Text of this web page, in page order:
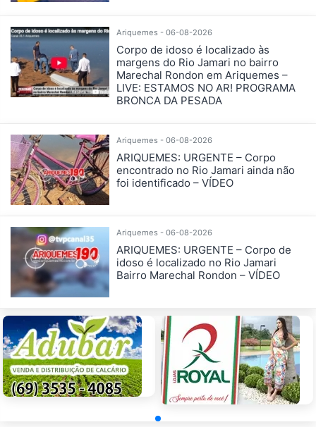
Ariquemes - 06-08-2026
Corpo de idoso é localizado às
margens do Rio Jamari no bairro
Marechal Rondon em Ariquemes –
LIVE: ESTAMOS NO AR! PROGRAMA
BRONCA DA PESADA
Ariquemes - 06-08-2026
ARIQUEMES: URGENTE – Corpo
encontrado no Rio Jamari ainda não
foi identificado – VÍDEO
Ariquemes - 06-08-2026
ARIQUEMES: URGENTE – Corpo de
idoso é localizado no Rio Jamari
Bairro Marechal Rondon – VÍDEO